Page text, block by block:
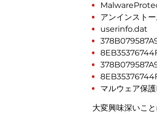
アンインスト
userinfo.dat
マルウェア保
大変興味深いこ